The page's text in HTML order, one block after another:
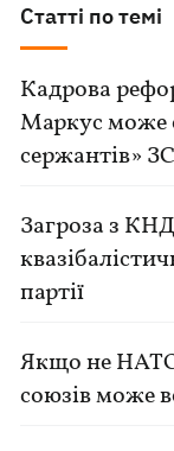
Статті по темі
Кадрова
Маркус може
сержантів»
Загроза з
партії
Якщо не
союзів може